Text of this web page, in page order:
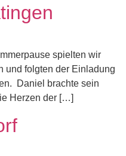
spielten wir
und folgten der Einladung
Daniel brachte sein
Herzen der […]